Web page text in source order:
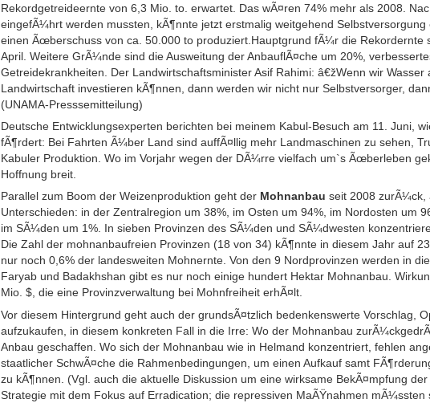
Rekordgetreideernte von 6,3 Mio. to. erwartet. Das wÃ¤ren 74% mehr als 2008.
eingefÃ¼hrt werden mussten, kÃ¶nnte jetzt erstmalig weitgehend
einen Ãœberschuss von ca. 50.000 to produziert.Hauptgrund fÃ¼r die Rekordernte
April. Weitere GrÃ¼nde sind die Ausweitung der AnbauflÃ¤che um 20%,
Getreidekrankheiten. Der Landwirtschaftsminister Asif Rahimi: â€žWenn wir
Landwirtschaft investieren kÃ¶nnen, dann werden wir nicht nur Selbstversorger,
(UNAMA-Presssemitteilung)
Deutsche Entwicklungsexperten berichten bei meinem Kabul-Besuch am 11. Juni,
fÃ¶rdert: Bei Fahrten Ã¼ber Land sind auffÃ¤llig mehr Landmaschinen zu sehen,
Kabuler Produktion. Wo im Vorjahr wegen der DÃ¼rre vielfach um`s Ãœberleben
Hoffnung breit.
Parallel zum Boom der Weizenproduktion geht der Mohnanbau seit 2008 zurÃ¼ck,
Unterschieden: in der Zentralregion um 38%, im Osten um 94%, im Nordosten um
im SÃ¼den um 1%. In sieben Provinzen des SÃ¼den und SÃ¼dwesten
Die Zahl der mohnanbaufreien Provinzen (18 von 34) kÃ¶nnte in diesem Jahr auf
nur noch 0,6% der landesweiten Mohnernte. Von den 9 Nordprovinzen werden in
Faryab und Badakhshan gibt es nur noch einige hundert Hektar Mohnanbau.
Mio. $, die eine Provinzverwaltung bei Mohnfreiheit erhÃ¤lt.
Vor diesem Hintergrund geht auch der grundsÃ¤tzlich bedenkenswerte Vorschlag,
aufzukaufen, in diesem konkreten Fall in die Irre: Wo der Mohnanbau
Anbau geschaffen. Wo sich der Mohnanbau wie in Helmand konzentriert, fehlen
staatlicher SchwÃ¤che die Rahmenbedingungen, um einen Aufkauf samt
zu kÃ¶nnen. (Vgl. auch die aktuelle Diskussion um eine wirksame BekÃ¤mpfung
Strategie mit dem Fokus auf Erradication; die repressiven MaÃŸnahmen mÃ¼ssten